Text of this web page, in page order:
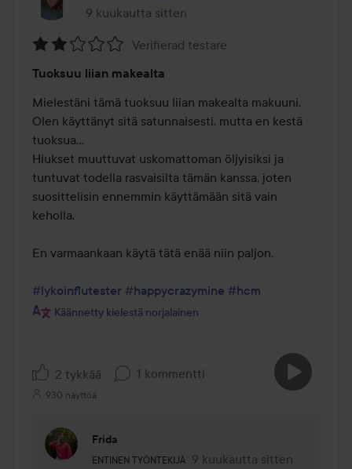
9 kuukautta sitten
Viesti luotiin 9 kuukautta sitten
2
/
5
Verifierad testare
Tuoksuu liian makealta
Mielestäni tämä tuoksuu liian makealta makuuni.
Olen käyttänyt sitä satunnaisesti, mutta en kestä
tuoksua...
Hiukset muuttuvat uskomattoman öljyisiksi ja
tuntuvat todella rasvaisilta tämän kanssa, joten
suosittelisin ennemmin käyttämään sitä vain
keholla.
En varmaankaan käytä tätä enää niin paljon.
#lykoinflutester #happycrazymine #hcm
Käännetty kielestä norjalainen
2 tykkää 1 kommentti
930 näyttöä
Frida
ENTINEN TYÖNTEKIJÄ
Käyttäjän rooli: Entinen työntekijä.
9 kuukautta sitten
Kommentti lisättiin 9